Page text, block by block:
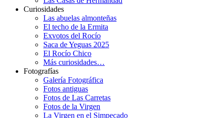
Curiosidades
Las abuelas almonteñas
El techo de la Ermita
Exvotos del Rocío
Saca de Yeguas 2025
El Rocío Chico
Más curiosidades…
Fotografías
Galería Fotográfica
Fotos antiguas
Fotos de Las Carretas
Fotos de la Virgen
La Virgen en el Simpecado